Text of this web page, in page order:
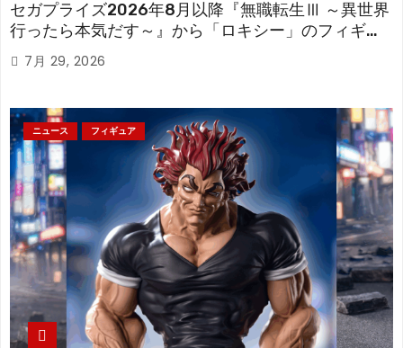
セガプライズ2026年8月以降『無職転生Ⅲ ～異世界
行ったら本気だす～』から「ロキシー」のフィギュ
アが登場！
7月 29, 2026
ニュース フィギュア